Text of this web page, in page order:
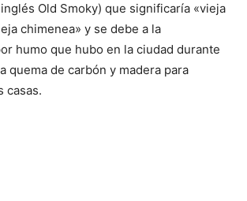
Old Smoky) que significaría «vieja
chimenea» y se debe a la
humo que hubo en la ciudad durante
quema de carbón y madera para
casas.